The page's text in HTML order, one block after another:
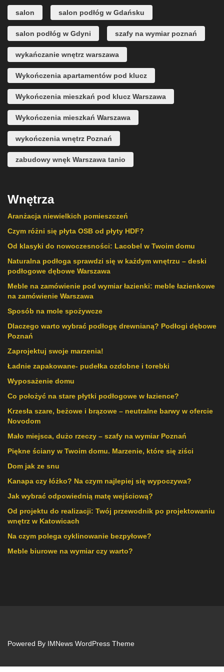
salon salon podłóg w Gdańsku
salon podłóg w Gdyni szafy na wymiar poznań
wykańczanie wnętrz warszawa
Wykończenia apartamentów pod klucz
Wykończenia mieszkań pod klucz Warszawa
Wykończenia mieszkań Warszawa
wykończenia wnętrz Poznań
zabudowy wnęk Warszawa tanio
Wnętrza
Aranżacja niewielkich pomieszczeń
Czym różni się płyta OSB od płyty HDF?
Od klasyki do nowoczesności: Lacobel w Twoim domu
Naturalna podłoga sprawdzi się w każdym wnętrzu – deski
podłogowe dębowe Warszawa
Meble na zamówienie pod wymiar łazienki: meble łazienkowe
na zamówienie Warszawa
Sposób na mole spożywcze
Dlaczego warto wybrać podłogę drewnianą? Podłogi dębowe
Poznań
Zaprojektuj swoje marzenia!
Ładnie zapakowane- pudełka ozdobne i torebki
Wyposażenie domu
Co położyć na stare płytki podłogowe w łazience?
Krzesła szare, beżowe i brązowe – neutralne barwy w ofercie
Novodom
Mało miejsca, dużo rzeczy – szafy na wymiar Poznań
Piękne ściany w Twoim domu. Marzenie, które się ziści
Dom jak ze snu
Kanapa czy łóżko? Na czym najlepiej się wypoczywa?
Jak wybrać odpowiednią matę wejściową?
Od projektu do realizacji: Twój przewodnik po projektowaniu
wnętrz w Katowicach
Na czym polega cyklinowanie bezpyłowe?
Meble biurowe na wymiar czy warto?
Powered By IMNews WordPress Theme